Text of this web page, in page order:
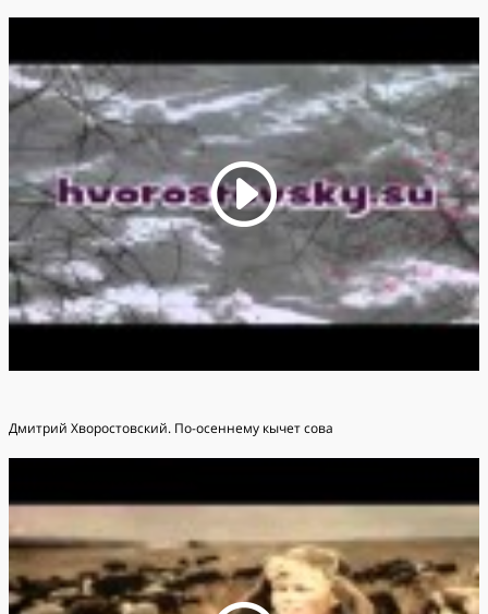
Дмитрий Хворостовский. По-осеннему кычет сова